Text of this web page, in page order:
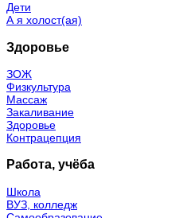
Дети
А я холост(ая)
Здоровье
ЗОЖ
Физкультура
Массаж
Закаливание
Здоровье
Контрацепция
Работа, учёба
Школа
ВУЗ, колледж